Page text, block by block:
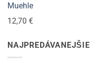
Muehle
12,70 €
NAJPREDÁVANEJŠIE